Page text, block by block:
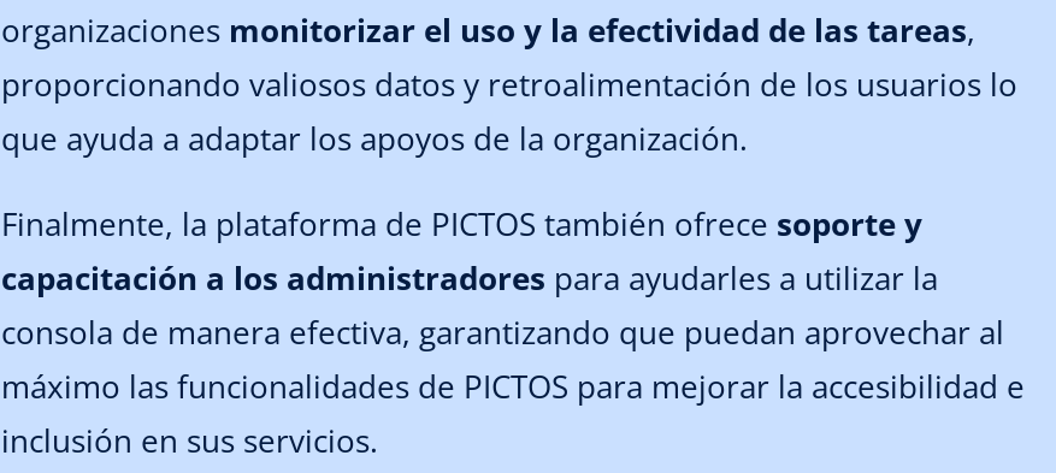
organizaciones monitorizar el uso y la efectividad de las tareas,
proporcionando valiosos datos y retroalimentación de los usuarios lo
que ayuda a adaptar los apoyos de la organización.
Finalmente, la plataforma de PICTOS también ofrece soporte y
capacitación a los administradores para ayudarles a utilizar la
consola de manera efectiva, garantizando que puedan aprovechar al
máximo las funcionalidades de PICTOS para mejorar la accesibilidad e
inclusión en sus servicios.